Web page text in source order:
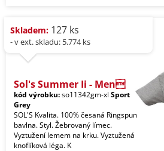
Skladem: 127 ks
- v ext. skladu: 5.774 ks
Sol's Summer Ii - Men
kód výrobku:so11342gm-xl Sport
Grey
SOL'S Kvalita. 100% česaná Ringspun
bavlna. Styl. Žebrovaný límec.
Vyztužení lemem na krku. Vyztužená
knoflíková léga. K